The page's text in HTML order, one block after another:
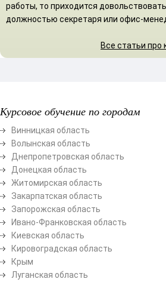
работы, то приходится
должностью секретаря или офис-
Все статьи про
Курсовое обучение по городам
Винницкая область
Волынская область
Днепропетровская область
Донецкая область
Житомирская область
Закарпатская область
Запорожская область
Ивано-Франковская область
Киевская область
Кировоградская область
Крым
Луганская область